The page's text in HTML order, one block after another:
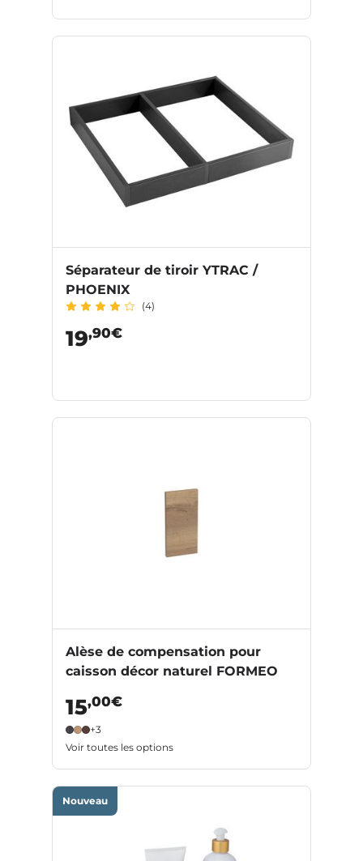
Séparateur de tiroir YTRAC /
PHOENIX
(4)
19,90€
Alèse de compensation pour
caisson décor naturel FORMEO
15,00€
+3
Voir toutes les options
Nouveau